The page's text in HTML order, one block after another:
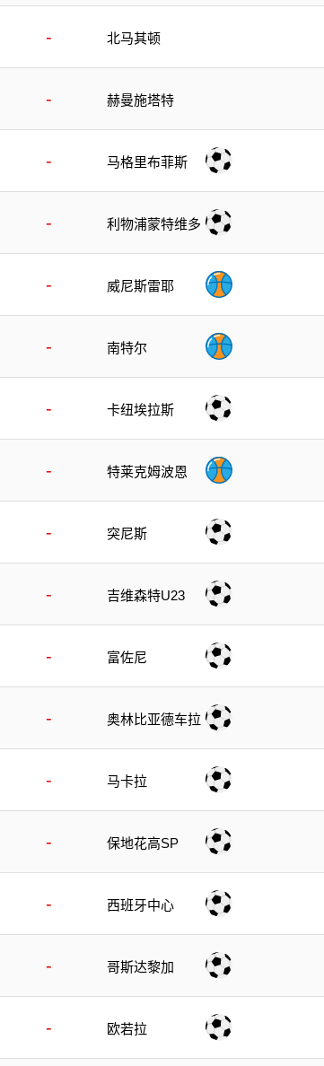
- 北马其顿
- 赫曼施塔特
- 马格里布菲斯
- 利物浦蒙特维多
- 威尼斯雷耶
- 南特尔
- 卡纽埃拉斯
- 特莱克姆波恩
- 突尼斯
- 吉维森特U23
- 富佐尼
- 奥林比亚德车拉
- 马卡拉
- 保地花高SP
- 西班牙中心
- 哥斯达黎加
- 欧若拉